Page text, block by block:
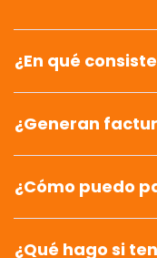
¿En qué
¿Generan
¿Cómo puedo
¿Qué hago si